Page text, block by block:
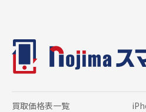
買取価格表一覧